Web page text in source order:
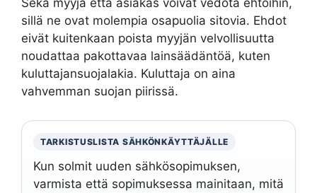
sillä ne ovat molempia osapuolia sitovia. Ehdot
eivät kuitenkaan poista myyjän velvollisuutta
noudattaa pakottavaa lainsäädäntöä, kuten
kuluttajansuojalakia. Kuluttaja on aina
vahvemman suojan piirissä.
TARKISTUSLISTA SÄHKÖNKÄYTTÄJÄLLE
Kun solmit uuden sähkösopimuksen,
varmista että sopimuksessa mainitaan, mitä